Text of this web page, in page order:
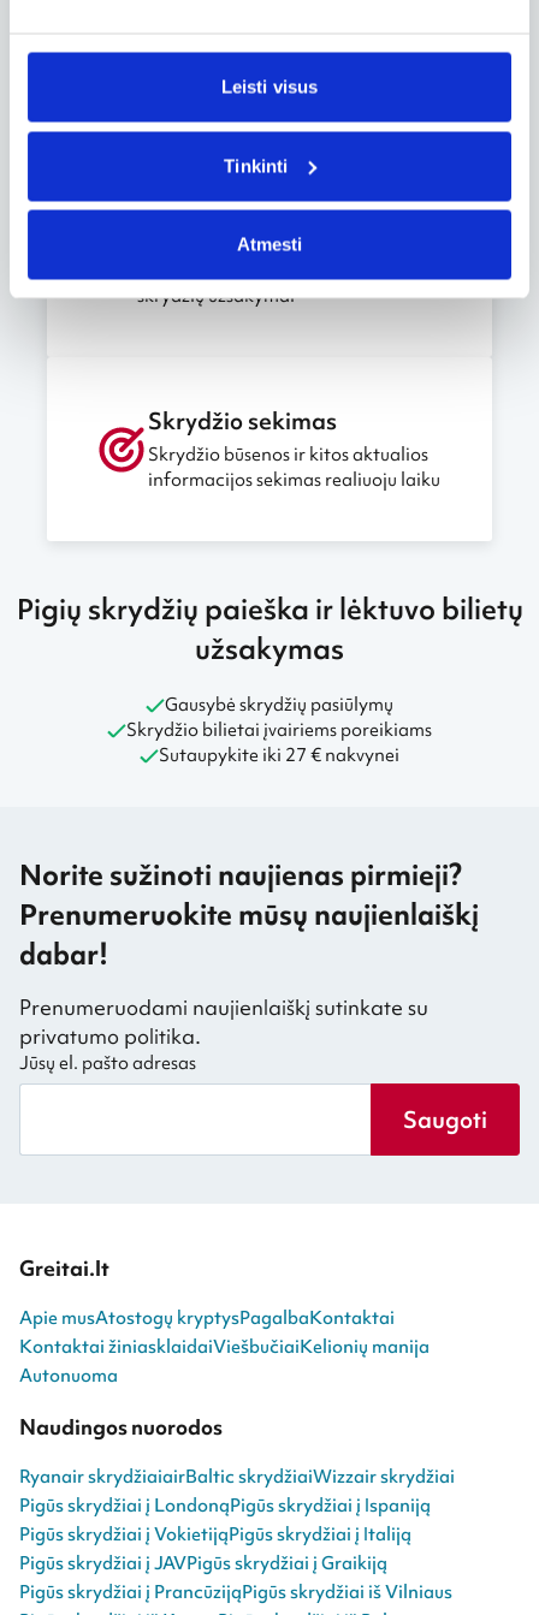
Leisti visus
Tinkinti
Atmesti
Užsakymų valdymas
Užsakymo keitimas, atšaukimas ir
Verslo paskyra
skrydžių užsakymai
Skrydžio sekimas
Skrydžio būsenos ir kitos aktualios
informacijos sekimas realiuoju laiku
Pigių skrydžių paieška ir lėktuvo bilietų
užsakymas
Gausybė skrydžių pasiūlymų
Skrydžio bilietai įvairiems poreikiams
Sutaupykite iki 27 € nakvynei
Norite sužinoti naujienas pirmieji?
Prenumeruokite mūsų naujienlaiškį
dabar!
Prenumeruodami naujienlaiškį sutinkate su
privatumo politika.
Jūsų el. pašto adresas
Saugoti
Greitai.lt
Apie musAtostogų kryptysPagalbaKontaktai
Kontaktai žiniasklaidaiViešbučiaiKelionių manija
Autonuoma
Naudingos nuorodos
Ryanair skrydžiaiairBaltic skrydžiaiWizzair skrydžiai
Pigūs skrydžiai į LondonąPigūs skrydžiai į Ispaniją
Pigūs skrydžiai į VokietijąPigūs skrydžiai į Italiją
Pigūs skrydžiai į JAVPigūs skrydžiai į Graikiją
Pigūs skrydžiai į PrancūzijąPigūs skrydžiai iš Vilniaus